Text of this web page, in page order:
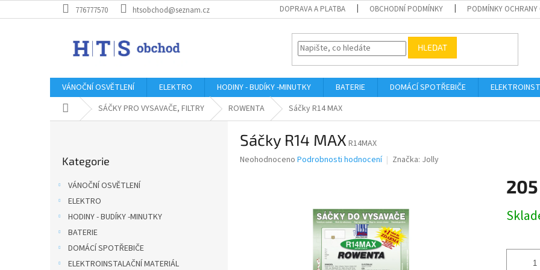
na
776777570 htsobchod@seznam.cz DOPRAVA A PLATBA OBCHODNÍ PODMÍNKY PODMÍNKY OCHRANY
HLEDAT
VÁNOČNÍ OSVĚTLENÍ ELEKTRO HODINY - BUDÍKY -MINUTKY BATERIE DOMÁCÍ SPOTŘEBIČE
Domů SÁČKY PRO VYSAVAČE, FILTRY ROWENTA Sáčky R14 MAX
kategorie
Kategorie
VÁNOČNÍ OSVĚTLENÍ
ELEKTRO
HODINY - BUDÍKY -MINUTKY
BATERIE
DOMÁCÍ SPOTŘEBIČE
ELEKTROINSTALAČNÍ MATERIÁL
Sáčky R14 MAX R14MAX
Průměrné
Neohodnoceno Podrobnosti hodnocení Značka: Jolly
cena: